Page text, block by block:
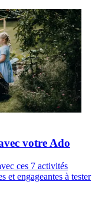
votre Ado
ces 7 activités
et engageantes à tester